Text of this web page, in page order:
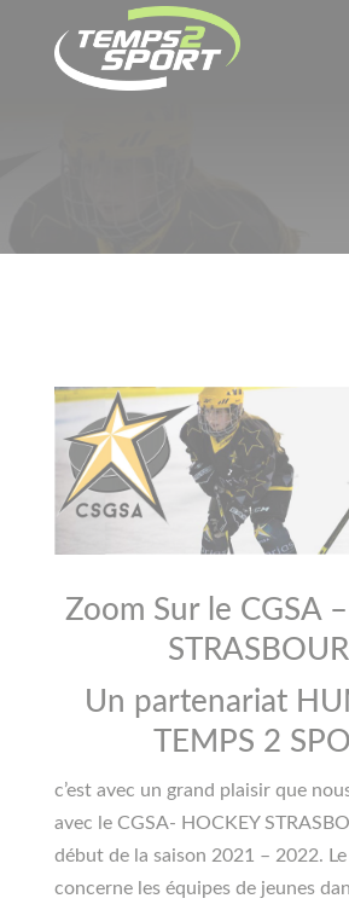
Zoom Sur le CGSA
Un partenariat
TEMPS 2
c’est avec un grand plaisir que
avec le CGSA- HOCKEY
début de la saison 2021 – 2022.
concerne les équipes de jeunes